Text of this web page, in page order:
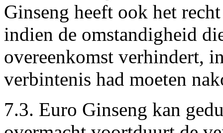
Ginseng heeft ook het
indien de omstandigheid
overeenkomst verhindert,
verbintenis had moeten
7.3. Euro Ginseng kan